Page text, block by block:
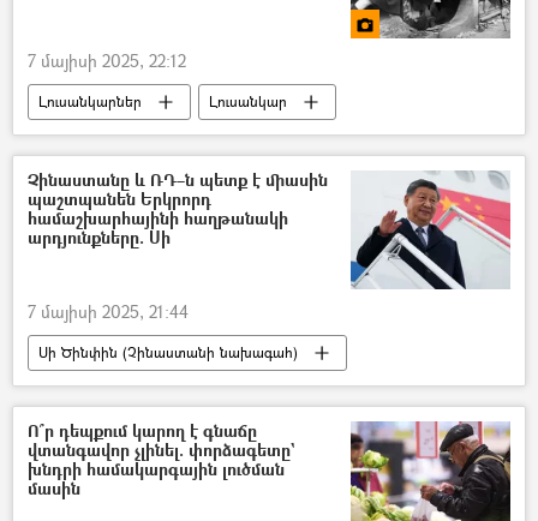
7 մայիսի 2025, 22:12
Լուսանկարներ
Լուսանկար
ֆոտոշարք
Չինաստանը և ՌԴ–ն պետք է միասին
պաշտպանեն Երկրորդ
համաշխարհայինի հաղթանակի
արդյունքները. Սի
7 մայիսի 2025, 21:44
Սի Ծինփին (Չինաստանի նախագահ)
Ռուսաստան
Չինաստան
Ո՞ր դեպքում կարող է գնաճը
վտանգավոր չլինել. փորձագետը`
խնդրի համակարգային լուծման
մասին